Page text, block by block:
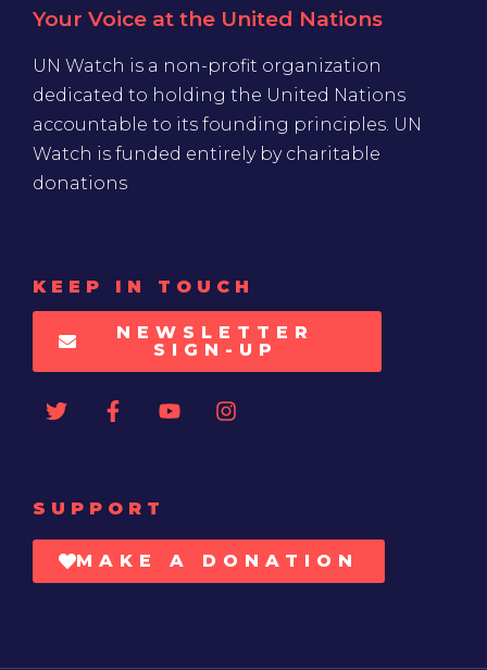
Your Voice at the United Nations
UN Watch is a non-profit organization
dedicated to holding the United Nations
accountable to its founding principles. UN
Watch is funded entirely by charitable
donations
KEEP IN TOUCH
NEWSLETTER
SIGN-UP
SUPPORT
MAKE A DONATION